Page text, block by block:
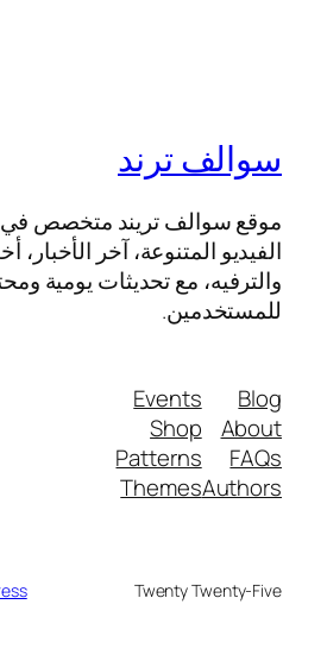
سوالف ترند
موقع سوالف تريند متخصص
الفيديو المتنوعة، آخر الأخبار،
والترفيه، مع تحديثات يومية
للمستخدمين.
Blog
About
FAQs
Authors
Events
Shop
Patterns
Themes
Twenty Twenty-Five